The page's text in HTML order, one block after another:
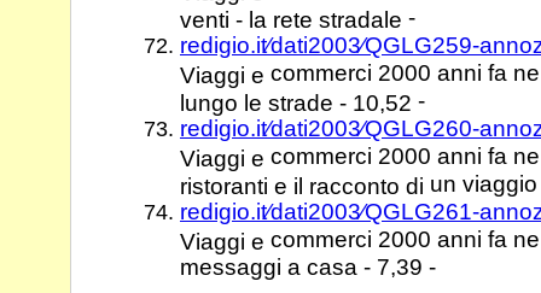
venti - la rete stradale -
redigio.it⁄dati2003⁄QGLG259-
Viaggi e commerci 2000 anni fa
lungo le strade - 10,52 -
redigio.it⁄dati2003⁄QGLG260-
Viaggi e commerci 2000 anni fa
ristoranti e il racconto di un
redigio.it⁄dati2003⁄QGLG261-
Viaggi e commerci 2000 anni fa
messaggi a casa - 7,39 -